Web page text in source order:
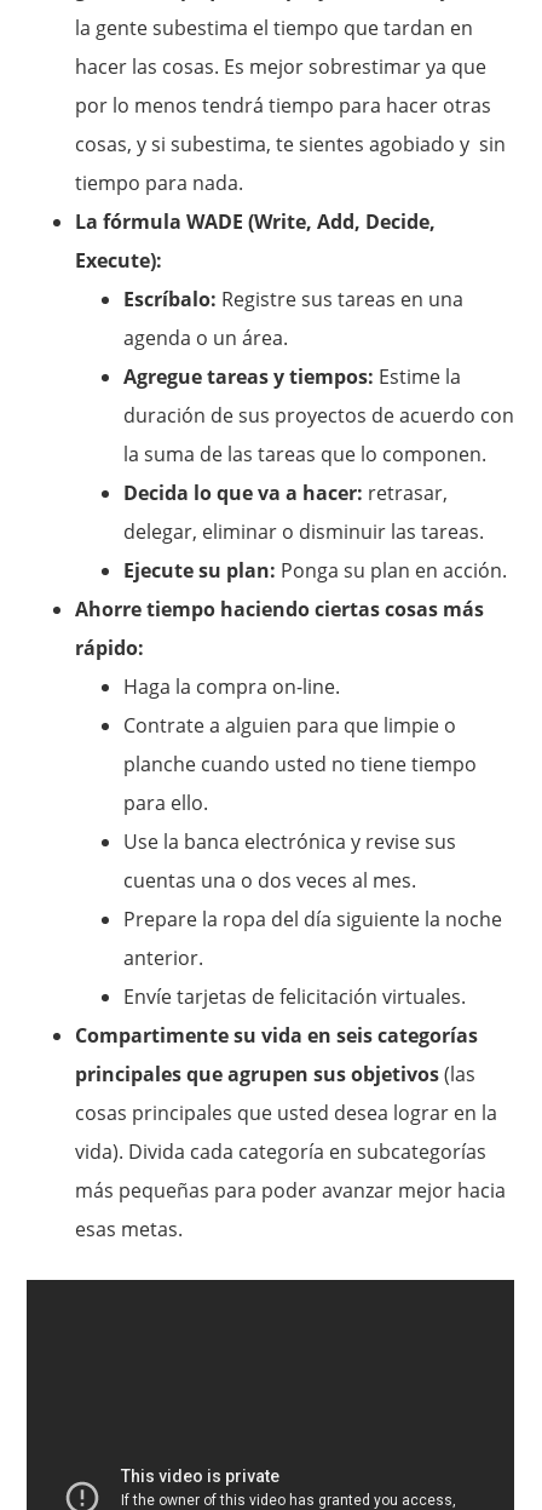
la gente subestima el tiempo que tardan en
hacer las cosas. Es mejor sobrestimar ya que
por lo menos tendrá tiempo para hacer otras
cosas, y si subestima, te sientes agobiado y sin
tiempo para nada.
La fórmula WADE (Write, Add, Decide,
Execute):
Escríbalo: Registre sus tareas en una
agenda o un área.
Agregue tareas y tiempos: Estime la
duración de sus proyectos de acuerdo con
la suma de las tareas que lo componen.
Decida lo que va a hacer: retrasar,
delegar, eliminar o disminuir las tareas.
Ejecute su plan: Ponga su plan en acción.
Ahorre tiempo haciendo ciertas cosas más
rápido:
Haga la compra on-line.
Contrate a alguien para que limpie o
planche cuando usted no tiene tiempo
para ello.
Use la banca electrónica y revise sus
cuentas una o dos veces al mes.
Prepare la ropa del día siguiente la noche
anterior.
Envíe tarjetas de felicitación virtuales.
Compartimente su vida en seis categorías
principales que agrupen sus objetivos(las
cosas principales que usted desea lograr en la
vida). Divida cada categoría en subcategorías
más pequeñas para poder avanzar mejor hacia
esas metas.